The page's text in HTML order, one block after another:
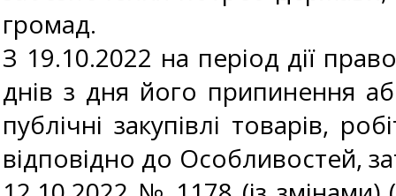
громад.
З 19.10.2022 на період дії
днів з дня його припинення
публічні закупівлі товарів,
відповідно до Особливостей,